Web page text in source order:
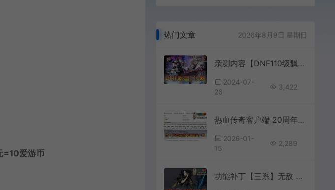
=10爱游币
热门文章 2026年8月9日 星期日
亲测内容【DNF110级飘雪微变】女鬼剑女圣职者魔枪士虚拟机一键端视频安装教学巴卡尔副本直升满级体验畅快副本
2024-07-
26
3,422
热血传奇客户端 20周年版本 通用传奇客户端下载 传奇单机必备
2026-01-
15
2,289
功能补丁【三系】无敌 秒杀 减cd 回内 回气适用与三系版本